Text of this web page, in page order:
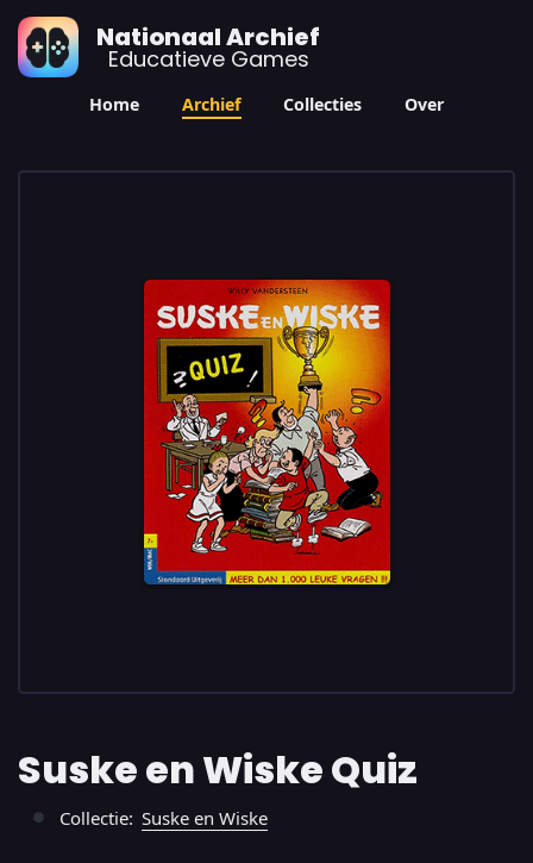
Nationaal Archief
Educatieve Games
Home Archief Collecties Over
Suske en Wiske Quiz
● Collectie: Suske en Wiske